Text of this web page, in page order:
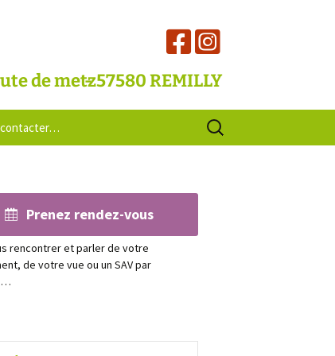
de metz57580 REMILLY
contacter…
Rechercher :
Prenez rendez-vous
rencontrer et parler de votre
de votre vue ou un SAV par